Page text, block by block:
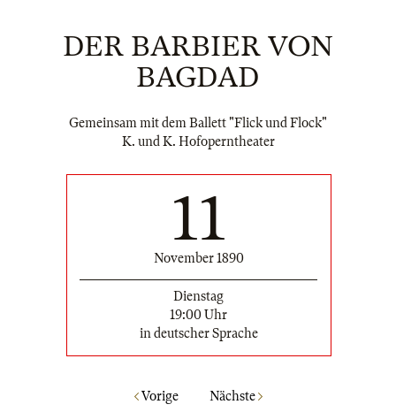
DER BARBIER VON
BAGDAD
Gemeinsam mit dem Ballett "Flick und Flock"
K. und K. Hofoperntheater
11
November 1890
Dienstag
19:00 Uhr
in deutscher Sprache
Vorige Nächste